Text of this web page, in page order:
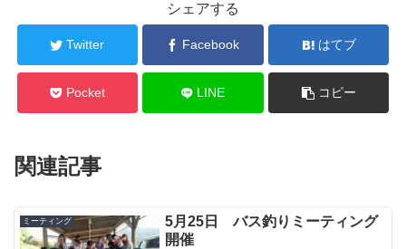
シェアする
Twitter Facebook はてブ
Pocket LINE コピー
関連記事
ミーティング
5月25日 バス釣りミーティング
開催